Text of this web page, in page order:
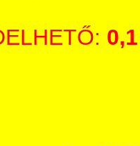
0,1